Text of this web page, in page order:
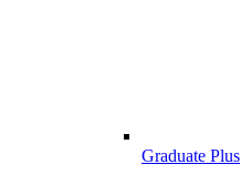
Graduate Plus